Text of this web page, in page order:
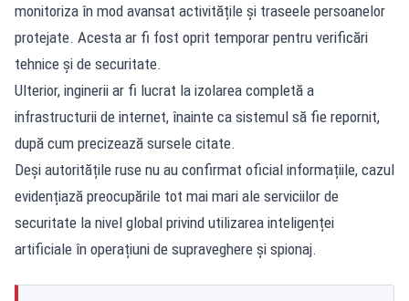
monitoriza în mod avansat activitățile și traseele persoanelor
protejate. Acesta ar fi fost oprit temporar pentru verificări
tehnice și de securitate.
Ulterior, inginerii ar fi lucrat la izolarea completă a
infrastructurii de internet, înainte ca sistemul să fie repornit,
după cum precizează sursele citate.
Deși autoritățile ruse nu au confirmat oficial informațiile, cazul
evidențiază preocupările tot mai mari ale serviciilor de
securitate la nivel global privind utilizarea inteligenței
artificiale în operațiuni de supraveghere și spionaj.